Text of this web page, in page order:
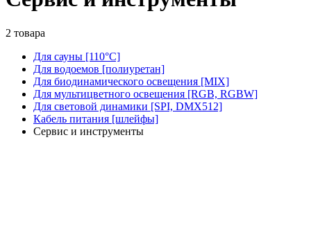
2 товара
Для сауны [110°C]
Для водоемов [полиуретан]
Для биодинамического освещения [MIX]
Для мультицветного освещения [RGB, RGBW]
Для световой динамики [SPI, DMX512]
Кабель питания [шлейфы]
Сервис и инструменты